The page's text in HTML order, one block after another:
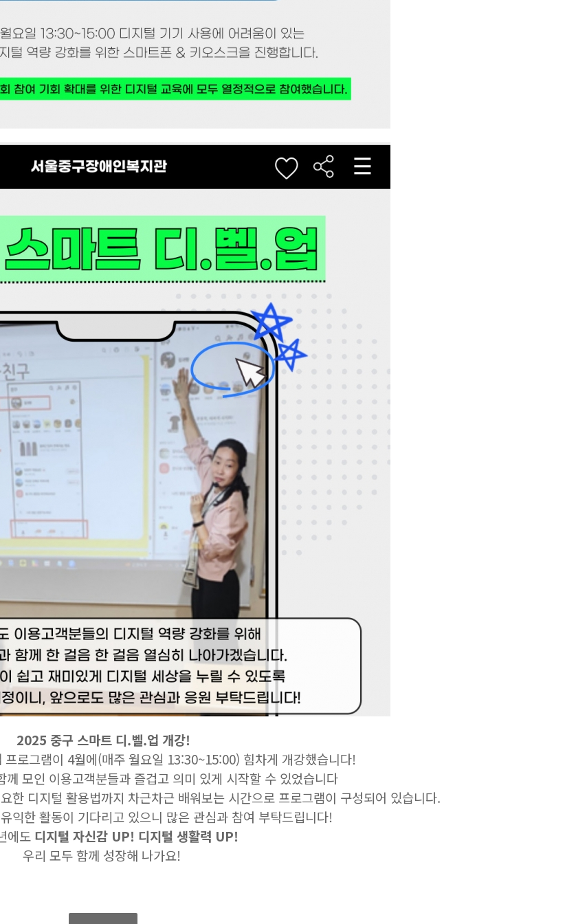
2025 중구 스마트 디.벨.업 개강!
프로그램이 4월에(매주 월요일 13:30~15:00) 힘차게 개강했습니다!
께 모인 이용고객분들과 즐겁고 의미 있게 시작할 수 있었습니다
한 디지털 활용법까지 차근차근 배워보는 시간으로 프로그램이 구성되어 있습니다.
익한 활동이 기다리고 있으니 많은 관심과 참여 부탁드립니다!
에도 디지털 자신감 UP! 디지털 생활력 UP!
우리 모두 함께 성장해 나가요!